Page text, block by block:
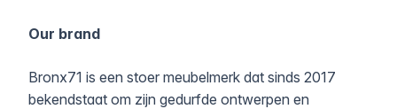
Our brand
Bronx71 is een stoer meubelmerk dat sinds 2017
bekendstaat om zijn gedurfde ontwerpen en